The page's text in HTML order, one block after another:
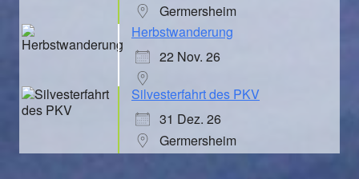
Germersheim
Herbstwanderung
22 Nov. 26
Silvesterfahrt des PKV
31 Dez. 26
Germersheim